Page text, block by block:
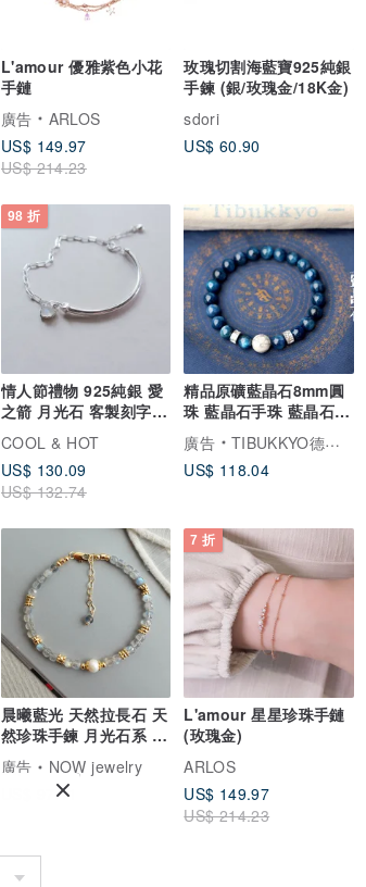
L'amour 優雅紫色小花
手鏈
廣告
ARLOS
US$ 149.97
US$ 214.23
玫瑰切割海藍寶925純銀
手鍊 (銀/玫瑰金/18K金)
sdori
US$ 60.90
98 折
情人節禮物 925純銀 愛
之箭 月光石 客製刻字
手環 手鍊 免費包裝
COOL & HOT
US$ 130.09
US$ 132.74
精品原礦藍晶石8mm圓
珠 藍晶石手珠 藍晶石手
鍊 客製化設計
廣告
TIBUKKYO德榕藏品
US$ 118.04
晨曦藍光 天然拉長石 天
然珍珠手鍊 月光石系 輕
珠寶 設計款手鍊
廣告
NOW jewelry
US$ 97.11
7 折
L'amour 星星珍珠手鏈
(玫瑰金)
ARLOS
US$ 149.97
US$ 214.23